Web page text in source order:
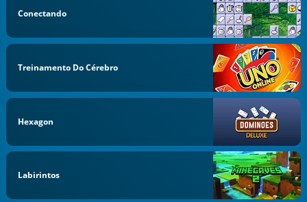
Conectando
Treinamento Do Cérebro
Hexagon
Labirintos